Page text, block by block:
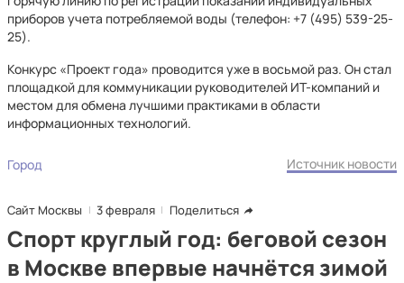
приборов учета потребляемой воды (телефон: +7 (495) 539-25-
25).
Конкурс «Проект года» проводится уже в восьмой раз. Он стал
площадкой для коммуникации руководителей ИТ-компаний и
местом для обмена лучшими практиками в области
информационных технологий.
Город Источник новости
Сайт Москвы 3 февраля Поделиться
Спорт круглый год: беговой сезон
в Москве впервые начнётся зимой